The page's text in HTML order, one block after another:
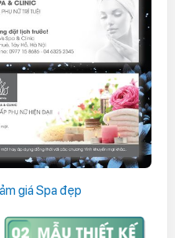
giá Spa đẹp